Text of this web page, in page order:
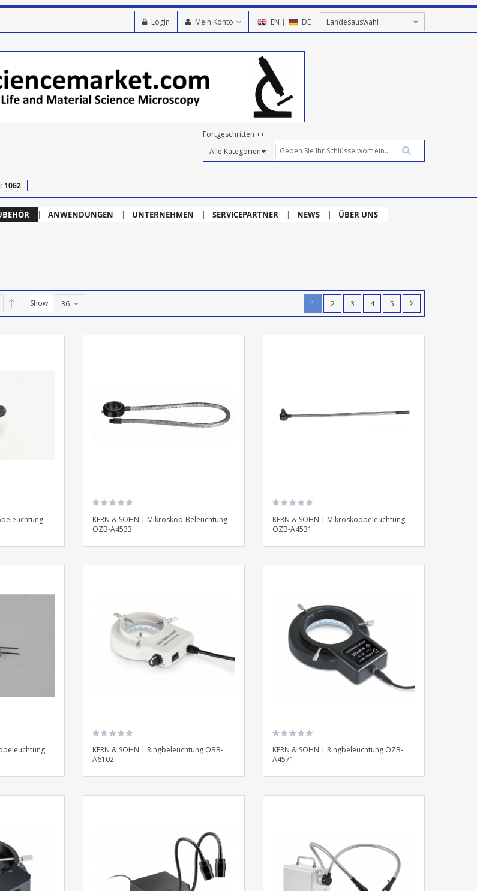
EN | DE
Mein Konto
Login
Fortgeschritten ++
1062
ANWENDUNGEN UNTERNEHMEN SERVICEPARTNER NEWS ÜBER UNS
Show: 1 2 3 4 5
KERN & SOHN | Mikroskop-Beleuchtung
OZB-A4533
KERN & SOHN | Mikroskopbeleuchtung
OZB-A4531
KERN & SOHN | Ringbeleuchtung OBB-
A6102
KERN & SOHN | Ringbeleuchtung OZB-
A4571